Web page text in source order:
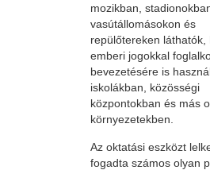
mozikban,
vasútállomásokon és
repülőtereken láthatók,
emberi jogokkal
bevezetésére is
iskolákban, közösségi
központokban és más
környezetekben.
Az oktatási eszközt
fogadta számos olyan